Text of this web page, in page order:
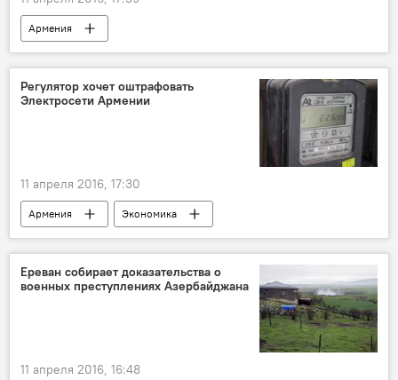
Армения
Регулятор хочет оштрафовать
Электросети Армении
11 апреля 2016, 17:30
Армения Экономика
Ереван собирает доказательства о
военных преступлениях Азербайджана
11 апреля 2016, 16:48